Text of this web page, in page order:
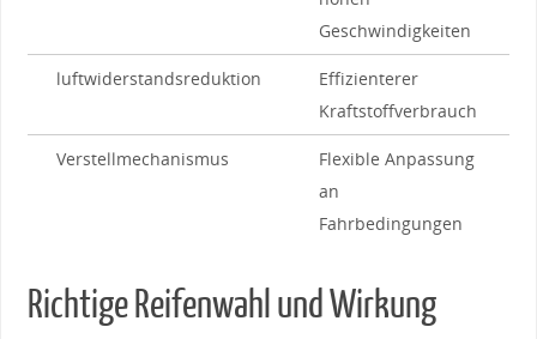
Geschwindigkeiten
luftwiderstandsreduktion
Effizienterer
Kraftstoffverbrauch
Verstellmechanismus
Flexible Anpassung
an⁣
Fahrbedingungen
Richtige Reifenwahl und Wirkung